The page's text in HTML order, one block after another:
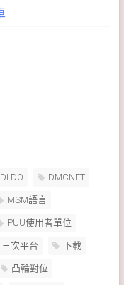
DI DO DMCNET
MSM語言
PUU使用者單位
三次平台 下載
凸輪對位